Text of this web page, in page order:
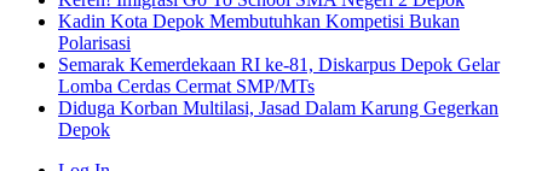
Kadin Kota Depok Membutuhkan Kompetisi Bukan
Polarisasi
Semarak Kemerdekaan RI ke-81, Diskarpus Depok Gelar
Lomba Cerdas Cermat SMP/MTs
Diduga Korban Multilasi, Jasad Dalam Karung Gegerkan
Depok